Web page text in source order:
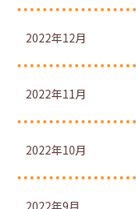
2022年12月
2022年11月
2022年10月
2022年9月